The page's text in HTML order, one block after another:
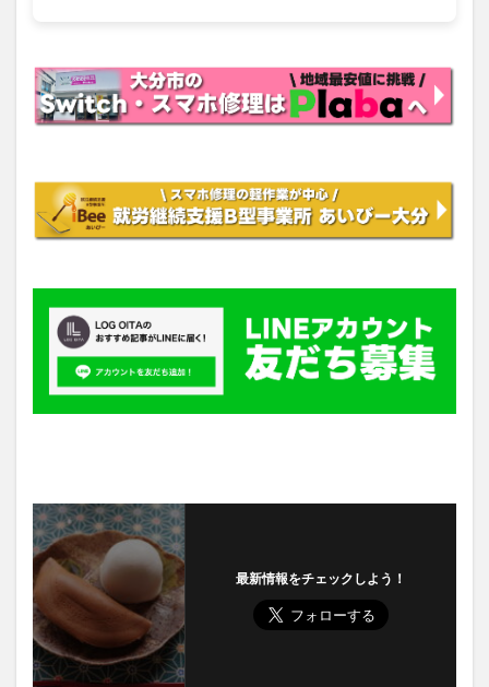
最新情報をチェックしよう！